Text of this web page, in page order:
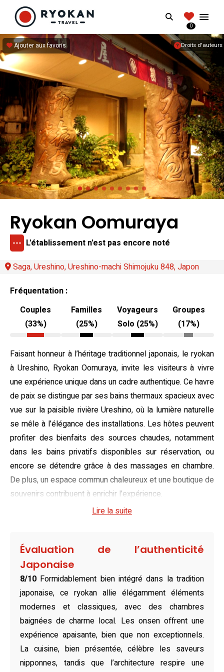
RYOKANTRAVEL
Vivez l'expérience authentique d'un Ryokan
Search
0
Droits d'auteurs
Ajouter aux favoris
Ryokan Oomuraya
--- L'établissement n'est pas encore noté
Saga, Ureshino, Ureshino-machi Shimojuku 848, Japon
Fréquentation :
Couples
(33%)
Familles
(25%)
Voyageurs
Solo (25%)
Groupes
(17%)
Faisant honneur à l’héritage traditionnel japonais, le ryokan
à Ureshino, Ryokan Oomuraya, invite les visiteurs à vivre
une expérience unique dans un cadre authentique. Ce havre
de paix se distingue par ses bains thermaux spacieux avec
vue sur la paisible rivière Ureshino, où la lumière naturelle
se mêle à l’élégance des installations. Les hôtes peuvent
profiter des bienfaits des sources chaudes, notamment
dans les bains privatifs disponibles sur réservation, ou
encore se détendre grâce à des massages en chambre.
De plus, un espace commun chaleureux et une boutique de
souvenirs contribuent à enrichir l’expérience.
Unissant confort moderne et esthétisme traditionnel, les
tatamis et des futons selon l’art de vivre japonais.
Equipées d’une télévision à écran plat, d’un réfrigérateur et
d’une bouilloire pour savourer un thé vert, elles offrent
tous les atouts nécessaires à un séjour reposant.
Certaines disposent également d’un bain thermal privé,
garantissant intimité et sérénité pour une relaxation
optimale.
Enfin, la richesse gastronomique du Japon s’apprécie
pleinement avec les dîners variés et minutieusement
Lire la suite
Évaluation de l’authenticité
Japonaise
8/10 Formidablement bien intégré dans la tradition
japonaise, ce ryokan allie élégamment éléments
modernes et classiques, avec des chambres
baignées de charme local. Les onsen offrent une
expérience apaisante, bien que non exceptionnels.
La cuisine, bien présentée, célèbre les saveurs
nipponnes, tandis que l’architecture respire une